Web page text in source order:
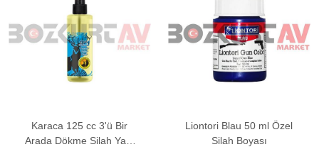
Karaca 125 cc 3'ü Bir
Arada Dökme Silah Yağı
Liontori Blau 50 ml Özel
Silah Boyası